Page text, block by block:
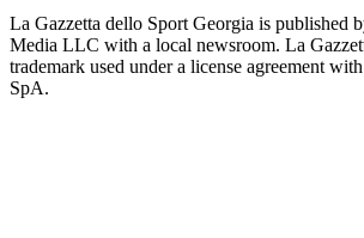
La Gazzetta dello Sport Georgia is published
Media LLC with a local newsroom. La
trademark used under a license agreement
SpA.